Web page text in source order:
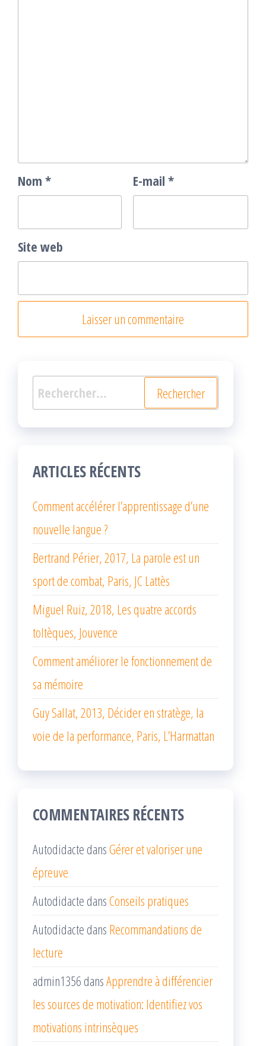
Nom * E-mail *
Site web
Rechercher :
ARTICLES RÉCENTS
Comment accélérer l’apprentissage d’une
nouvelle langue ?
Bertrand Périer, 2017, La parole est un
sport de combat, Paris, JC Lattès
Miguel Ruiz, 2018, Les quatre accords
toltèques, Jouvence
Comment améliorer le fonctionnement de
sa mémoire
Guy Sallat, 2013, Décider en stratège, la
voie de la performance, Paris, L’Harmattan
COMMENTAIRES RÉCENTS
Autodidacte dansGérer et valoriser une
épreuve
Autodidacte dansConseils pratiques
Autodidacte dans Recommandations de
lecture
admin1356 dansApprendre à différencier
les sources de motivation: Identifiez vos
motivations intrinsèques